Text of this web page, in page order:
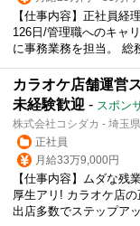
【仕事内容】正社員経
126日/管理職へのキャ
に事務業務を担当。 総
カラオケ店舗運営
未経験歓迎 - スポン
株式会社コシダカ - 埼玉
正社員
月給33万9,000円
【仕事内容】ムダな残
厚生アリ! カラオケ店
出店多数でステップア